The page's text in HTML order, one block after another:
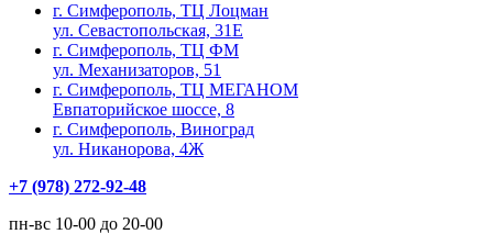
г. Симферополь, ТЦ Лоцман
ул. Севастопольская, 31Е
г. Симферополь, ТЦ ФМ
ул. Механизаторов, 51
г. Симферополь, ТЦ МЕГАНОМ
Евпаторийское шоссе, 8
г. Симферополь, Виноград
ул. Никанорова, 4Ж
+7 (978) 272-92-48
пн-вс 10-00 до 20-00